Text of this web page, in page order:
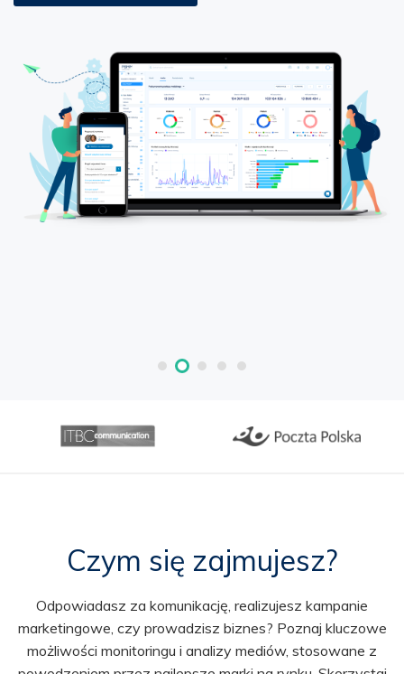
Czym się zajmujesz?
Odpowiadasz za komunikację, realizujesz kampanie
marketingowe, czy prowadzisz biznes? Poznaj kluczowe
możliwości monitoringu i analizy mediów, stosowane z